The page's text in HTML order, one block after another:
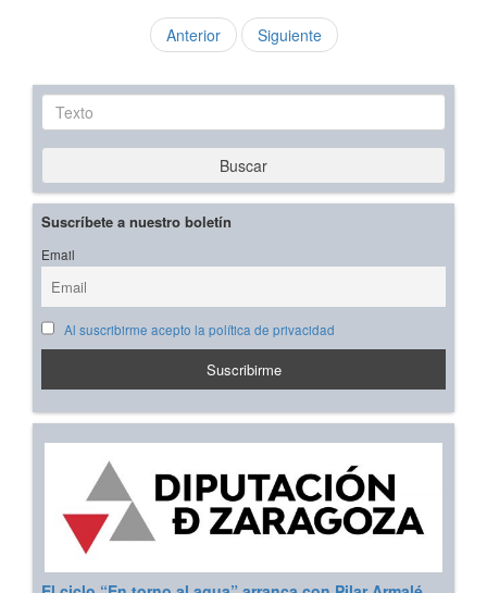
Anterior Siguiente
Texto
Buscar
Suscríbete a nuestro boletín
Email
Al suscribirme acepto la política de privacidad